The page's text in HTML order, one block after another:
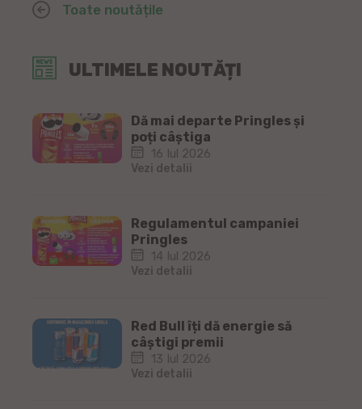
ULTIMELE NOUTĂȚI
Dă mai departe Pringles și
poți câștiga
16 Iul 2026
Vezi detalii
Regulamentul campaniei
Pringles
14 Iul 2026
Vezi detalii
Red Bull îți dă energie să
câștigi premii
13 Iul 2026
Vezi detalii
Toate noutățile